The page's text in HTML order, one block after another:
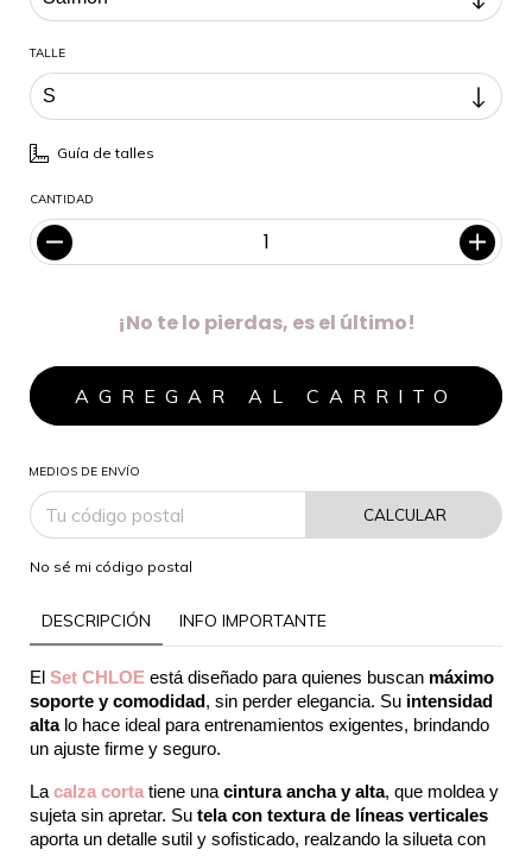
TALLE
Guía de talles
CANTIDAD
¡No te lo pierdas, es el último!
MEDIOS DE ENVÍO
CALCULAR
No sé mi código postal
DESCRIPCIÓN INFO IMPORTANTE
El Set CHLOE está diseñado para quienes buscan máximo
soporte y comodidad, sin perder elegancia. Su intensidad
alta lo hace ideal para entrenamientos exigentes, brindando
un ajuste firme y seguro.
La calza corta tiene una cintura ancha y alta, que moldea y
sujeta sin apretar. Su tela con textura de líneas verticales
aporta un detalle sutil y sofisticado, realzando la silueta con